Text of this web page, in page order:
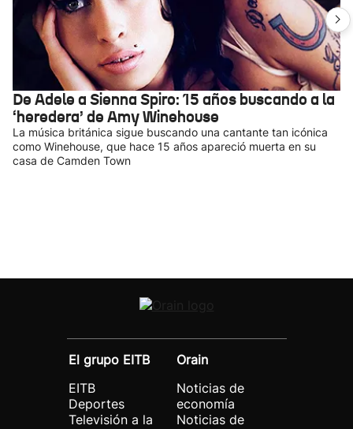
De Adele a Sienna Spiro: 15 años buscando a la
‘heredera’ de Amy Winehouse
La música británica sigue buscando una cantante tan icónica
como Winehouse, que hace 15 años apareció muerta en su
casa de Camden Town
El grupo EITB
EITB
Deportes
Televisión a la
Orain
Noticias de
economía
Noticias de